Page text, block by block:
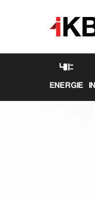
ENERGIE